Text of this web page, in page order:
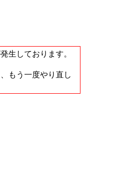
生しております。
もう一度やり直し